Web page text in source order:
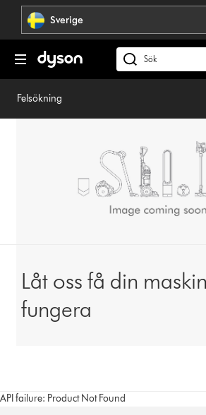
Hoppa
navigering
Sverige
Sök
på
Felsökning
Låt oss få din
fungera
API failure: Product Not Found